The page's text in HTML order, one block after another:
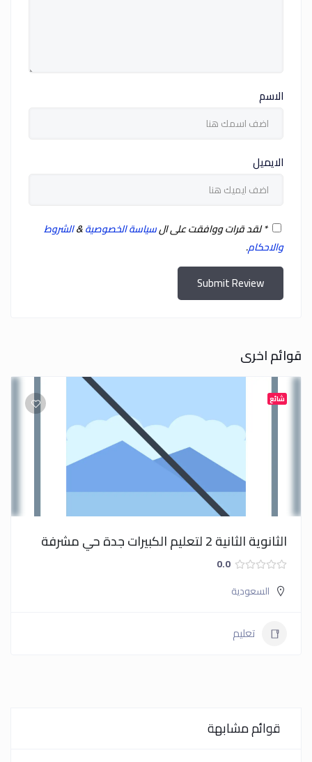
الاسم
الايميل
*لقد قرات ووافقت على السياسة الخصوصية&الشروط
والاحكام.
Submit Review
قوائم اخرى
شائع
الثانوية الثانية 2 لتعليم الكبيرات جدة حي مشرفة
0.0
السعودية
تعليم
قوائم مشابهة